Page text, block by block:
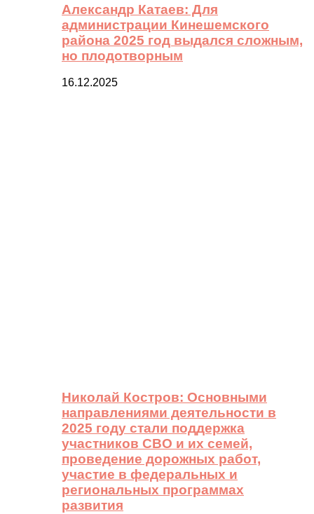
Александр Катаев: Для
администрации Кинешемского
района 2025 год выдался сложным,
но плодотворным
16.12.2025
Николай Костров: Основными
направлениями деятельности в
2025 году стали поддержка
участников СВО и их семей,
проведение дорожных работ,
участие в федеральных и
региональных программах
развития